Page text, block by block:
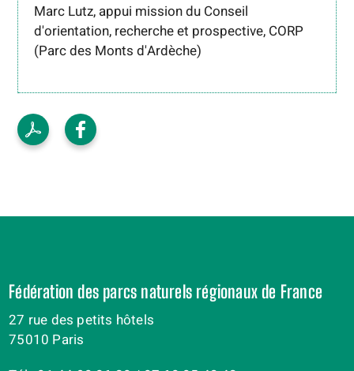
Marc Lutz, appui mission du Conseil
d'orientation, recherche et prospective, CORP
(Parc des Monts d'Ardèche)
Fédération des parcs naturels régionaux de France
27 rue des petits hôtels
75010 Paris